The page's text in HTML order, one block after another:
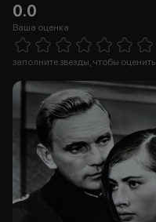
0.0
Ваша оценка
5 Stars
заполните звезды, чтобы оценить